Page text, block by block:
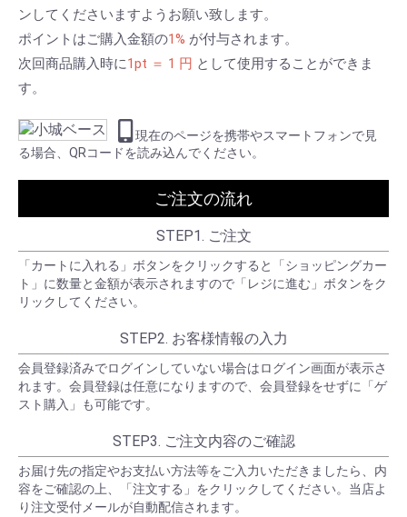
ンしてくださいますようお願い致します。
ポイントはご購入金額の1% が付与されます。
次回商品購入時に1pt ＝ 1 円 として使用することができま
す。
現在のページを携帯やスマートフォンで見
る場合、QRコードを読み込んでください。
ご注文の流れ
STEP1. ご注文
「カートに入れる」ボタンをクリックすると「ショッピングカー
ト」に数量と金額が表示されますので「レジに進む」ボタンをク
リックしてください。
STEP2. お客様情報の入力
会員登録済みでログインしていない場合はログイン画面が表示さ
れます。会員登録は任意になりますので、会員登録をせずに「ゲ
スト購入」も可能です。
STEP3. ご注文内容のご確認
お届け先の指定やお支払い方法等をご入力いただきましたら、内
容をご確認の上、「注文する」をクリックしてください。当店よ
り注文受付メールが自動配信されます。